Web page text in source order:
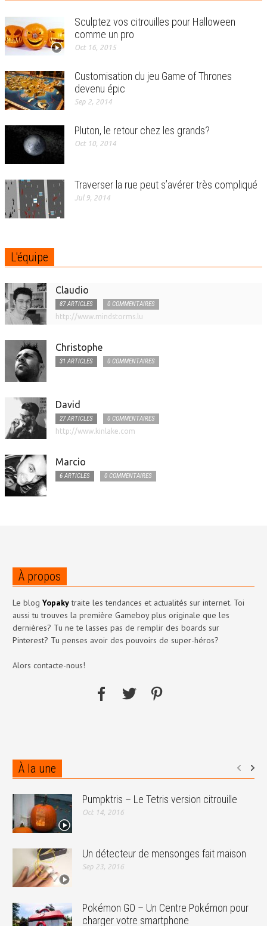
Sculptez vos citrouilles pour Halloween
comme un pro
Oct 16, 2015
Customisation du jeu Game of Thrones
devenu épic
Sep 2, 2014
Pluton, le retour chez les grands?
Oct 10, 2014
Traverser la rue peut s’avérer très compliqué
Jul 9, 2014
L'équipe
Claudio
87 ARTICLES
0 COMMENTAIRES
http://www.mindstorms.lu
Christophe
31 ARTICLES 0 COMMENTAIRES
David
27 ARTICLES
0 COMMENTAIRES
http://www.kinlake.com
Marcio
6 ARTICLES 0 COMMENTAIRES
À propos
Le blog Yopakytraite les tendances et actualités sur internet. Toi
aussi tu trouves la première Gameboy plus originale que les
dernières? Tu ne te lasses pas de remplir des boards sur
Pinterest? Tu penses avoir des pouvoirs de super-héros?
Alors contacte-nous!
À la une
Pumpktris – Le Tetris version citrouille
Oct 14, 2016
Un détecteur de mensonges fait maison
Sep 23, 2016
Pokémon GO – Un Centre Pokémon pour
charger votre smartphone